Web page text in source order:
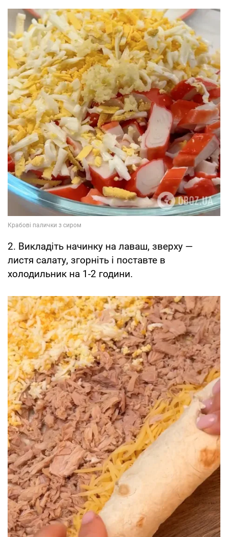
2. Викладіть начинку на лаваш, зверху —
листя салату, згорніть і поставте в
холодильник на 1-2 години.